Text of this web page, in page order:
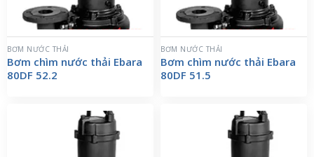
BƠM NƯỚC THẢI
Bơm chìm nước thải Ebara
80DF 52.2
BƠM NƯỚC THẢI
Bơm chìm nước thải Ebara
80DF 51.5